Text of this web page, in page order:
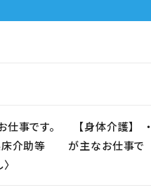
仕事です。 【身体介護】 ・
床介助等 が主なお仕事で